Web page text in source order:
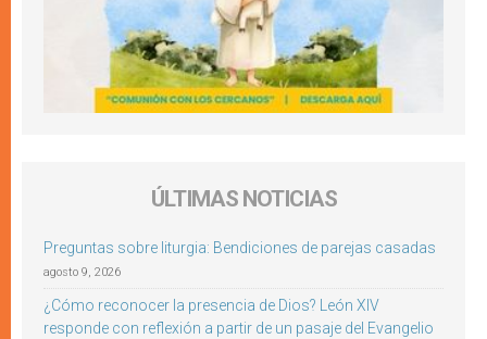
ÚLTIMAS NOTICIAS
Preguntas sobre liturgia: Bendiciones de parejas casadas
agosto 9, 2026
¿Cómo reconocer la presencia de Dios? León XIV
responde con reflexión a partir de un pasaje del Evangelio